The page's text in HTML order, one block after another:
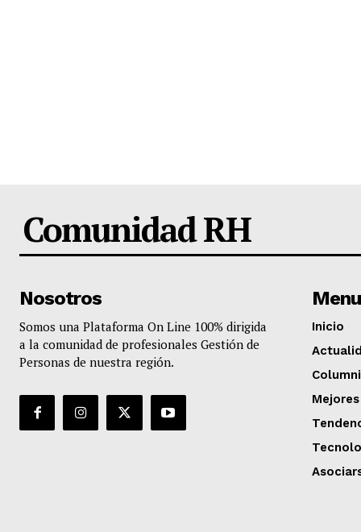
Comunidad RH
Nosotros
Somos una Plataforma On Line 100% dirigida
a la comunidad de profesionales Gestión de
Personas de nuestra región.
Menu
Inicio